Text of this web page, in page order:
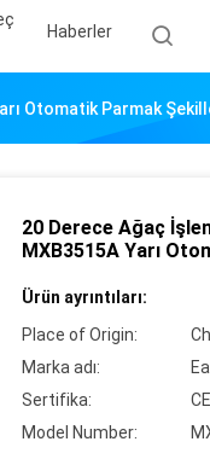
Haberler
Otomatik Parmak
20 Derece Ağaç
MXB3515A Yarı
Ürün ayrıntıları:
Place of Origin:
Marka adı:
Sertifika:
CE
Model Number: